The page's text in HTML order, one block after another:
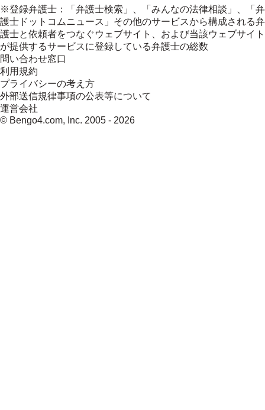
※登録弁護士：「弁護士検索」、「みんなの法律相談」、「弁
護士ドットコムニュース」その他のサービスから構成される弁
護士と依頼者をつなぐウェブサイト、および当該ウェブサイト
が提供するサービスに登録している弁護士の総数
問い合わせ窓口
利用規約
プライバシーの考え方
外部送信規律事項の公表等について
運営会社
© Bengo4.com, Inc. 2005 - 2026